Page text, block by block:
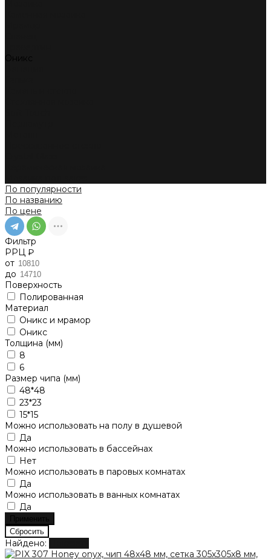
По популярности
По названию
По цене
Фильтр
РРЦ ₽
от
до
Поверхность
Полированная
Материал
Оникс и мрамор
Оникс
Толщина (мм)
8
6
Размер чипа (мм)
48*48
23*23
15*15
Можно использовать на полу в душевой
Да
Можно использовать в бассейнах
Нет
Можно использовать в паровых комнатах
Да
Можно использовать в ванных комнатах
Да
Найдено: